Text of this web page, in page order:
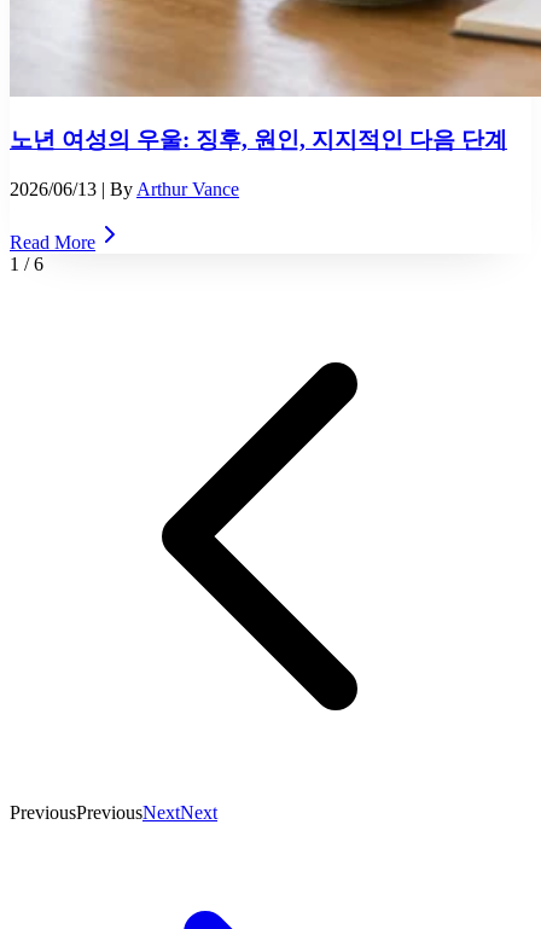
노년 여성의 우울: 징후, 원인, 지지적인 다음 단계
2026/06/13 | By Arthur Vance
Read More
1 /6
PreviousPreviousNextNext